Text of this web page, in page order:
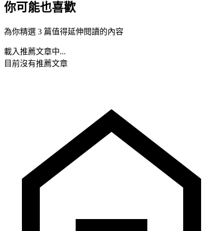
你可能也喜歡
為你精選 3 篇值得延伸閱讀的內容
載入推薦文章中...
目前沒有推薦文章